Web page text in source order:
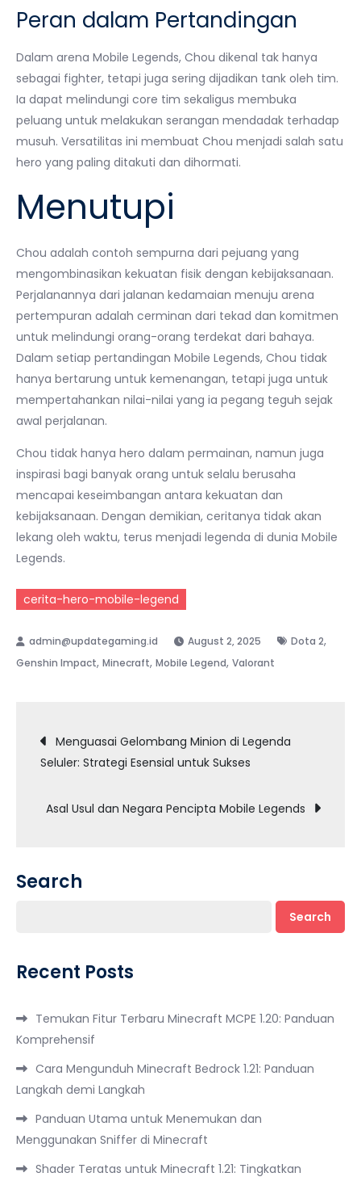
Peran dalam Pertandingan
Dalam arena Mobile Legends, Chou dikenal tak hanya
sebagai fighter, tetapi juga sering dijadikan tank oleh tim.
Ia dapat melindungi core tim sekaligus membuka
peluang untuk melakukan serangan mendadak terhadap
musuh. Versatilitas ini membuat Chou menjadi salah satu
hero yang paling ditakuti dan dihormati.
Menutupi
Chou adalah contoh sempurna dari pejuang yang
mengombinasikan kekuatan fisik dengan kebijaksanaan.
Perjalanannya dari jalanan kedamaian menuju arena
pertempuran adalah cerminan dari tekad dan komitmen
untuk melindungi orang-orang terdekat dari bahaya.
Dalam setiap pertandingan Mobile Legends, Chou tidak
hanya bertarung untuk kemenangan, tetapi juga untuk
mempertahankan nilai-nilai yang ia pegang teguh sejak
awal perjalanan.
Chou tidak hanya hero dalam permainan, namun juga
inspirasi bagi banyak orang untuk selalu berusaha
mencapai keseimbangan antara kekuatan dan
kebijaksanaan. Dengan demikian, ceritanya tidak akan
lekang oleh waktu, terus menjadi legenda di dunia Mobile
Legends.
cerita-hero-mobile-legend
August 2, 2025 Dota 2,
Genshin Impact, Minecraft, Mobile Legend, Valorant
Post
navigation
Menguasai Gelombang Minion di Legenda
Seluler: Strategi Esensial untuk Sukses
Asal Usul dan Negara Pencipta Mobile Legends
Search
Search
Recent Posts
Temukan Fitur Terbaru Minecraft MCPE 1.20: Panduan
Komprehensif
Cara Mengunduh Minecraft Bedrock 1.21: Panduan
Langkah demi Langkah
Panduan Utama untuk Menemukan dan
Menggunakan Sniffer di Minecraft
Shader Teratas untuk Minecraft 1.21: Tingkatkan